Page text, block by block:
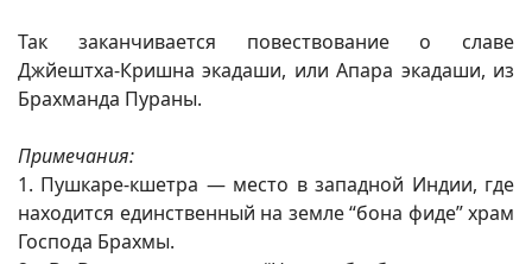
Так заканчивается повествование о славе
Джйештха-Кришна экадаши, или Апара экадаши, из
Брахманда Пураны.
Примечания:
1. Пушкаре-кшетра — место в западной Индии, где
находится единственный на земле “бона фиде” храм
Господа Брахмы.